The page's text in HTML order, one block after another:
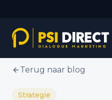
Terug naar blog
Strategie